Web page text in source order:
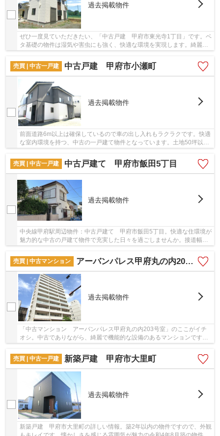
過去掲載物件
ぜひ一度見ていただきたい、「中古戸建 甲府市東光寺1丁目」です。ベ
タ基礎の物件は湿気や害虫にも強く、快適な環境を実現します。綺麗な
売買 | 中古一戸建
中古戸建 甲府市小瀬町
過去掲載物件
前面道路6m以上は確保しているので車の出し入れもラクラクです。快適
な室内環境を持つ、中古の一戸建て物件となっています。土地50坪以上
売買 | 中古一戸建
中古戸建て 甲府市飯田5丁目
過去掲載物件
中央線甲府駅周辺物件：中古戸建て 甲府市飯田5丁目。快適な住環境が
魅力的な中古の戸建て物件で充実した日々を過ごしませんか。接道幅が
売買 | 中古マンション
アーバンパレス甲府丸の内203号室
過去掲載物件
「中古マンション アーバンパレス甲府丸の内203号室」のここがイチ
オシ。中古でありながら、綺麗で機能的な設備のあるマンションです。
売買 | 中古一戸建
新築戸建 甲府市大里町
過去掲載物件
新築戸建 甲府市大里町の詳しい情報。築2年以内の物件ですので、外観